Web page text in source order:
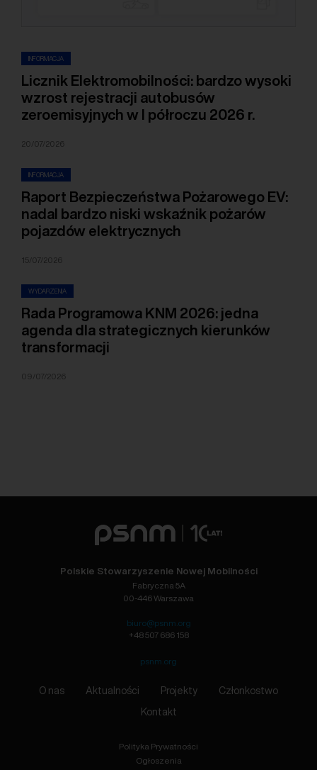
INFORMACJA
Licznik Elektromobilności: bardzo wysoki
wzrost rejestracji autobusów
zeroemisyjnych w I półroczu 2026 r.
20/07/2026
INFORMACJA
Raport Bezpieczeństwa Pożarowego EV:
nadal bardzo niski wskaźnik pożarów
pojazdów elektrycznych
15/07/2026
WYDARZENIA
Rada Programowa KNM 2026: jedna
agenda dla strategicznych kierunków
transformacji
09/07/2026
Polskie Stowarzyszenie Nowej Mobilności
Fabryczna 5A
00-446 Warszawa
biuro@psnm.org
+48 507 686 158
psnm.org
O nas Aktualności Projekty Członkostwo
Kontakt
Polityka Prywatności
Ogłoszenia